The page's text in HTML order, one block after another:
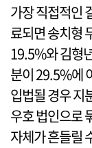
가장 직접적인
료되면 송치형
19.5%와 김형
분이 29.5%에
입법될 경우 지
우호 법인으로
자체가 흔들릴